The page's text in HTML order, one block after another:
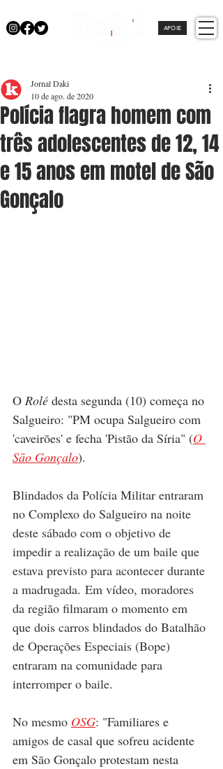
APOIE
Polícia flagra homem com
três adolescentes de 12, 14
e 15 anos em motel de São
Gonçalo
Jornal Daki
10 de ago. de 2020
O Rolé desta segunda (10) começa no
Salgueiro: "PM ocupa Salgueiro com
'caveirões' e fecha 'Pistão da Síria" (O
São Gonçalo).
Blindados da Polícia Militar entraram
no Complexo do Salgueiro na noite
deste sábado com o objetivo de
impedir a realização de um baile que
estava previsto para acontecer durante
a madrugada. Em vídeo, moradores
da região filmaram o momento em
que dois carros blindados do Batalhão
de Operações Especiais (Bope)
entraram na comunidade para
interromper o baile.
No mesmo OSG: "Familiares e
amigos de casal que sofreu acidente
em São Gonçalo protestam nesta